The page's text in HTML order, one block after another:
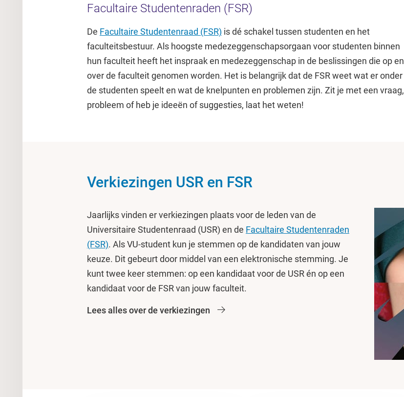
Facultaire Studentenraden (FSR)
De Facultaire Studentenraad (FSR) is dé schakel tussen studenten en het
faculteitsbestuur. Als hoogste medezeggenschapsorgaan voor studenten binnen
hun faculteit heeft het inspraak en medezeggenschap in de beslissingen die op en
over de faculteit genomen worden. Het is belangrijk dat de FSR weet wat er onder
de studenten speelt en wat de knelpunten en problemen zijn. Zit je met een vraag,
probleem of heb je ideeën of suggesties, laat het weten!
Verkiezingen USR en FSR
Jaarlijks vinden er verkiezingen plaats voor de leden van de
Universitaire Studentenraad (USR) en de Facultaire Studentenraden
(FSR). Als VU-student kun je stemmen op de kandidaten van jouw
keuze. Dit gebeurt door middel van een elektronische stemming. Je
kunt twee keer stemmen: op een kandidaat voor de USR én op een
kandidaat voor de FSR van jouw faculteit.
Lees alles over de verkiezingen